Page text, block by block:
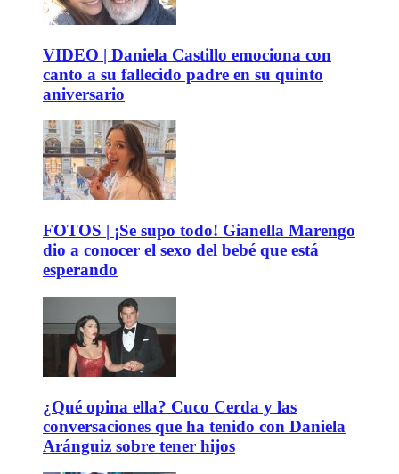
VIDEO | Daniela Castillo emociona con
canto a su fallecido padre en su quinto
aniversario
FOTOS | ¡Se supo todo! Gianella Marengo
dio a conocer el sexo del bebé que está
esperando
¿Qué opina ella? Cuco Cerda y las
conversaciones que ha tenido con Daniela
Aránguiz sobre tener hijos